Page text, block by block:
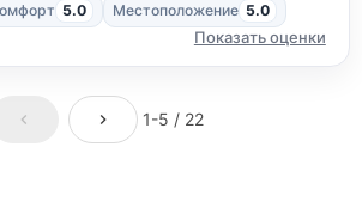
5.0 Местоположение 5.0
Показать оценки
1-5 / 22